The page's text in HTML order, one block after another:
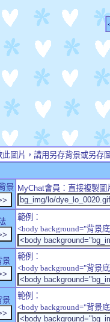
圖片，請用另存背景或另存
景 MyChat會員：直接複製圖
範例：
<body background="背景
景
範例：
<body background="背景
景
範例：
<body background="背景